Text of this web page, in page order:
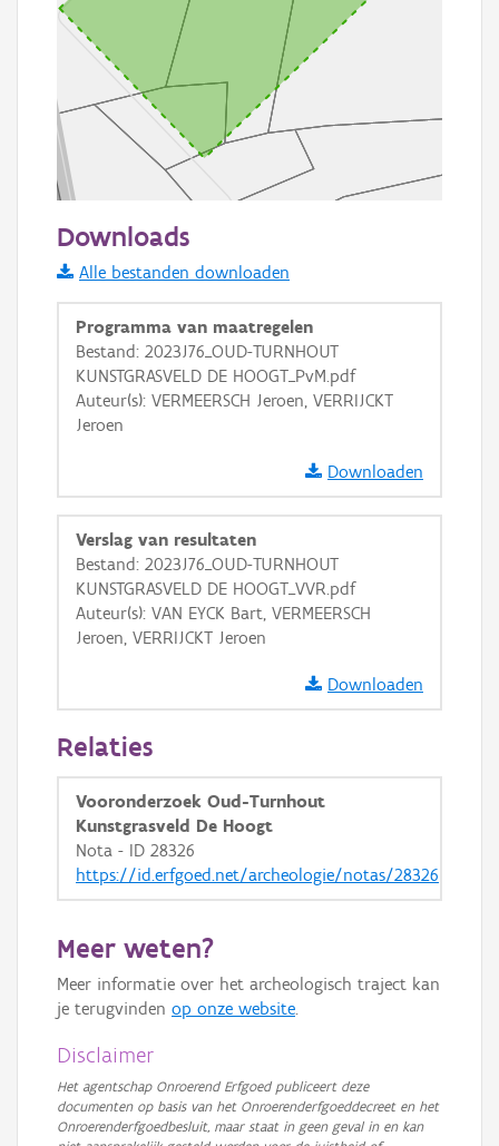
Informatie Vlaanderen
i
+ −
Basis Lagen
OSM-Basiskaart
Ortho
Downloads
Alle bestanden downloaden
Programma van maatregelen
Bestand: 2023J76_OUD-TURNHOUT
KUNSTGRASVELD DE HOOGT_PvM.pdf
Auteur(s): VERMEERSCH Jeroen, VERRIJCKT
Jeroen
Downloaden
Verslag van resultaten
Bestand: 2023J76_OUD-TURNHOUT
KUNSTGRASVELD DE HOOGT_VVR.pdf
Auteur(s): VAN EYCK Bart, VERMEERSCH
Jeroen, VERRIJCKT Jeroen
Downloaden
Relaties
Vooronderzoek Oud-Turnhout
Kunstgrasveld De Hoogt
Nota - ID 28326
https://id.erfgoed.net/archeologie/notas/28326
Meer weten?
Meer informatie over het archeologisch traject kan
je terugvinden op onze website.
Disclaimer
Het agentschap Onroerend Erfgoed publiceert deze
documenten op basis van het Onroerenderfgoeddecreet en het
Onroerenderfgoedbesluit, maar staat in geen geval in en kan